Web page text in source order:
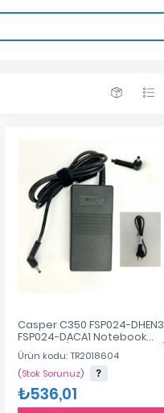
Casper C350 FSP024-DHEN3
FSP024-DACA1 Notebook
Adaptör (Muadil 12V 3A 36W)
Ürün kodu: TR2018604
(Stok Sorunuz)
₺536,01